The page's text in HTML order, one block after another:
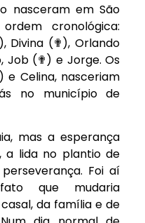
nasceram em São
cronológica:
Divina (✟), Orlando
Job (✟) e Jorge. Os
e Celina, nasceriam
no município de
mas a esperança
a lida no plantio de
Foi aí
que mudaria
da família e de